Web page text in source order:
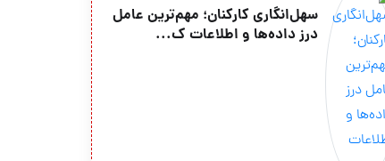
سهل‌انگاری کارکنان؛ مهم‌ترین عامل
درز داده‌ها و اطلاعات ک...